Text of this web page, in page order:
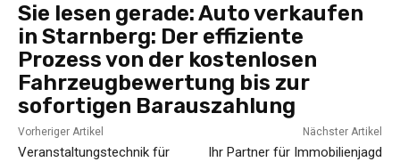
Sie lesen gerade:Auto verkaufen
in Starnberg: Der effiziente
Prozess von der kostenlosen
Fahrzeugbewertung bis zur
sofortigen Barauszahlung
Vorheriger Artikel
Veranstaltungstechnik für
Nächster Artikel
Ihr Partner für Immobilienjagd